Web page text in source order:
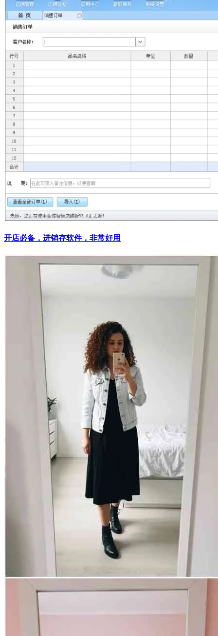
开店必备，进销存软件，非常好用